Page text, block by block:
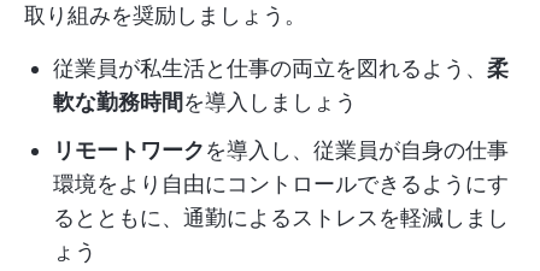
取り組みを奨励しましょう。
従業員が私生活と仕事の両立を図れるよう、 柔
軟な勤務時間を導入しましょう
リモートワークを導入し、従業員が自身の仕事
環境をより自由にコントロールできるようにす
るとともに、通勤によるストレスを軽減しまし
ょう